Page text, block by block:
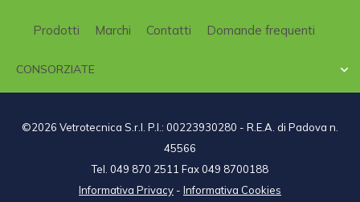
Prodotti Marchi Contatti Domande frequenti
CONSORZIATE 
©2026 Vetrotecnica S.r.l. P.I.: 00223930280 - R.E.A. di Padova n.
45566
Tel. 049 870 2511 Fax 049 8700188
Informativa Privacy - Informativa Cookies